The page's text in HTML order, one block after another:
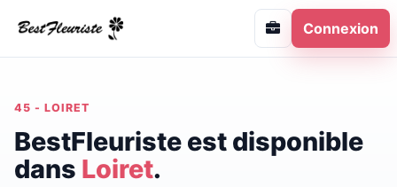
Connexion
45 - LOIRET
BestFleuriste est disponible
dans Loiret.